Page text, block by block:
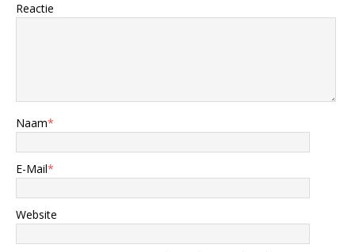
Reactie
Naam*
E-Mail*
Website